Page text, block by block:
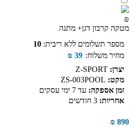
₪
מטקה קרבון דגן+ מתנה
מספר תשלומים ללא ריבית: 10
מחיר משלוח:
₪ 39
יצרן: Z-SPORT
מקט: ZS-003POOL
זמן אספקה: עד 7 ימי עסקים
אחריות: 3 חודשים
₪ 890